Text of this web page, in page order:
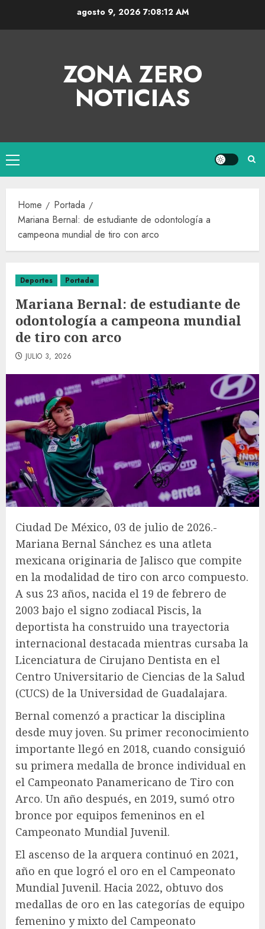
agosto 9, 2026 7:08:13 AM
ZONA ZERO
NOTICIAS
Home
Portada
Mariana Bernal: de estudiante de odontología a
campeona mundial de tiro con arco
Deportes Portada
Mariana Bernal: de estudiante de
odontología a campeona mundial
de tiro con arco
JULIO 3, 2026
Ciudad De México, 03 de julio de 2026.-
Mariana Bernal Sánchez es una atleta
mexicana originaria de Jalisco que compite
en la modalidad de tiro con arco compuesto.
A sus 23 años, nacida el 19 de febrero de
2003 bajo el signo zodiacal Piscis, la
deportista ha construido una trayectoria
internacional destacada mientras cursaba la
Licenciatura de Cirujano Dentista en el
Centro Universitario de Ciencias de la Salud
(CUCS) de la Universidad de Guadalajara.
Bernal comenzó a practicar la disciplina
desde muy joven. Su primer reconocimiento
importante llegó en 2018, cuando consiguió
su primera medalla de bronce individual en
el Campeonato Panamericano de Tiro con
Arco. Un año después, en 2019, sumó otro
bronce por equipos femeninos en el
Campeonato Mundial Juvenil.
El ascenso de la arquera continuó en 2021,
año en que logró el oro en el Campeonato
Mundial Juvenil. Hacia 2022, obtuvo dos
medallas de oro en las categorías de equipo
femenino y mixto del Campeonato